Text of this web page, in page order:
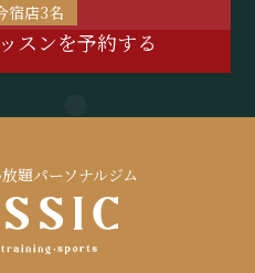
宿店3名
スンを予約する
題パーソナルジム